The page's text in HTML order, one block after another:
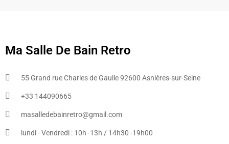
Ma Salle De Bain Retro
55 Grand rue Charles de Gaulle 92600 Asnières-sur-Seine
+33 144090665​
masalledebainretro@gmail.com
lundi - Vendredi : 10h -13h / 14h30 -19h00